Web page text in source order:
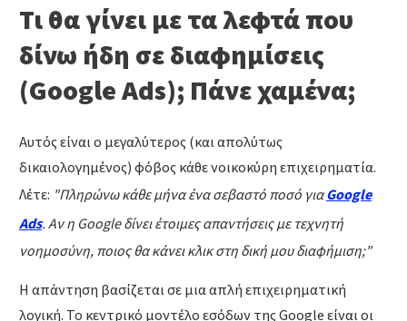
Τι θα γίνει με τα λεφτά που
δίνω ήδη σε διαφημίσεις
(Google Ads); Πάνε χαμένα;
Αυτός είναι ο μεγαλύτερος (και απολύτως
δικαιολογημένος) φόβος κάθε νοικοκύρη επιχειρηματία.
Λέτε: "Πληρώνω κάθε μήνα ένα σεβαστό ποσό γιαGoogle
Ads. Αν η Google δίνει έτοιμες απαντήσεις με τεχνητή
νοημοσύνη, ποιος θα κάνει κλικ στη δική μου διαφήμιση;"
Η απάντηση βασίζεται σε μια απλή επιχειρηματική
λογική. Το κεντρικό μοντέλο εσόδων της Google είναι οι